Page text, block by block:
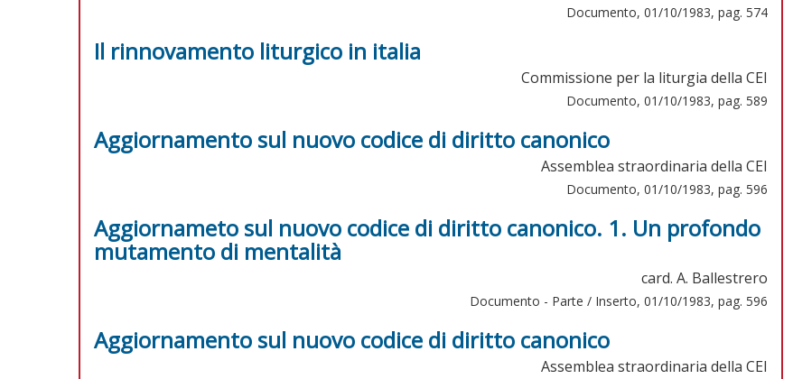
Documento, 01/10/1983, pag. 574
Il rinnovamento liturgico in italia
Commissione per la liturgia della CEI
Documento, 01/10/1983, pag. 589
Aggiornamento sul nuovo codice di diritto canonico
Assemblea straordinaria della CEI
Documento, 01/10/1983, pag. 596
Aggiornameto sul nuovo codice di diritto canonico. 1. Un profondo
mutamento di mentalità
card. A. Ballestrero
Documento - Parte / Inserto, 01/10/1983, pag. 596
Aggiornamento sul nuovo codice di diritto canonico
Assemblea straordinaria della CEI